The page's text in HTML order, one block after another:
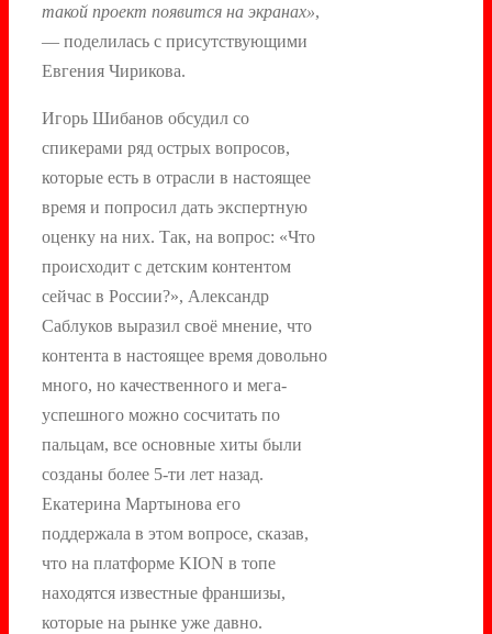
такой проект появится на экранах»,
— поделилась с присутствующими
Евгения Чирикова.
Игорь Шибанов обсудил со
спикерами ряд острых вопросов,
которые есть в отрасли в настоящее
время и попросил дать экспертную
оценку на них. Так, на вопрос: «Что
происходит с детским контентом
сейчас в России?», Александр
Саблуков выразил своё мнение, что
контента в настоящее время довольно
много, но качественного и мега-
успешного можно сосчитать по
пальцам, все основные хиты были
созданы более 5-ти лет назад.
Екатерина Мартынова его
поддержала в этом вопросе, сказав,
что на платформе KION в топе
находятся известные франшизы,
которые на рынке уже давно.